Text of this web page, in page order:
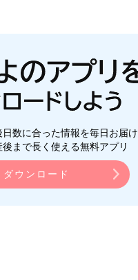
数に合った情報を毎日お届け
まで長く使える無料アプリ
ダウンロード